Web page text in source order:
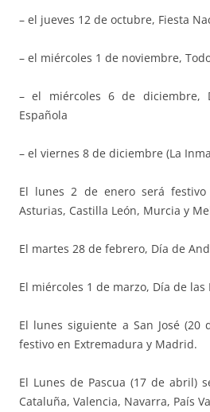
– el jueves 12 de octubre, Fiesta
– el miércoles 1 de noviembre,
– el miércoles 6 de diciembre,
Española
– el viernes 8 de diciembre (La
El lunes 2 de enero será festivo
Asturias, Castilla León, Murcia y
El martes 28 de febrero, Día de
El miércoles 1 de marzo, Día de las
El lunes siguiente a San José (20
festivo en Extremadura y Madrid.
El Lunes de Pascua (17 de abril)
Cataluña, Valencia, Navarra, País